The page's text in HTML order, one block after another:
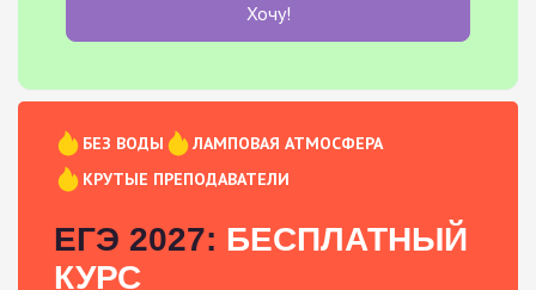
Хочу!
БЕЗ ВОДЫ
ЛАМПОВАЯ АТМОСФЕРА
КРУТЫЕ ПРЕПОДАВАТЕЛИ
ЕГЭ 2027: БЕСПЛАТНЫЙ
КУРС